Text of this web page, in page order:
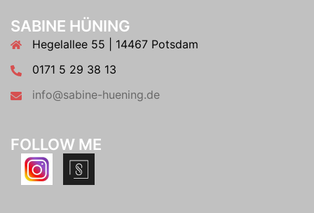
SABINE HÜNING
Hegelallee 55 | 14467 Potsdam
0171 5 29 38 13
info@sabine-huening.de
FOLLOW ME